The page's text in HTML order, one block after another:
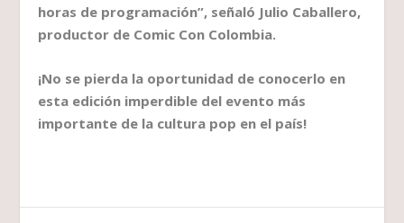
horas de programación”, señaló Julio Caballero,
productor de Comic Con Colombia.
¡No se pierda la oportunidad de conocerlo en
esta edición imperdible del evento más
importante de la cultura pop en el país!